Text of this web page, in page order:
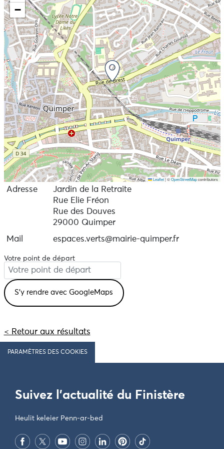
−
Leaflet |©OpenStreetMapcontributors
Adresse
Jardin de la Retraite
Rue Elie Fréon
Rue des Douves
29000 Quimper
Mail
espaces.verts@mairie-quimper.fr
Votre point de départ
< Retour aux résultats
PARAMÈTRES DES COOKIES
Suivez l'actualité du Finistère
Heulit keleier Penn-ar-bed